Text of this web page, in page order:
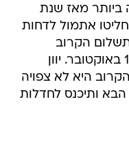
ביותר מאז שנת
החליטו אתמול לדחות
הקרוב
במסגרת חבילת הסיוע ליוון ל-13 באוקטובר. יוון
היא לא צפויה
ותיכנס לחדלות